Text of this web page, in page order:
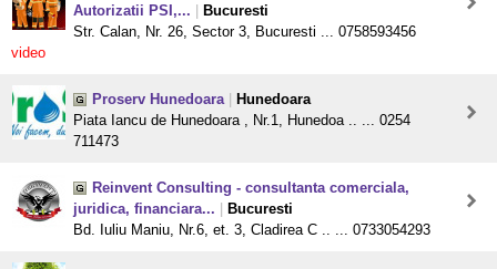
Autorizatii PSI,...
Bucuresti
Str. Calan, Nr. 26, Sector 3, Bucuresti ... 0758593456
video
Proserv Hunedoara
Hunedoara
Piata Iancu de Hunedoara , Nr.1, Hunedoa .. ... 0254
711473
Reinvent Consulting - consultanta comerciala,
juridica, financiara...
Bucuresti
Bd. Iuliu Maniu, Nr.6, et. 3, Cladirea C .. ... 0733054293